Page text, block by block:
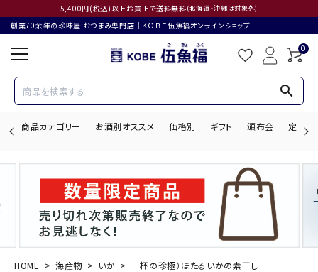
5,400円(税込)以上お買上で送料無料(北海道・沖縄は対象外)
創業70余年の珍味屋 おつまみ専門店│ＫＯＢＥ伍魚福オンラインショップ
0
search
商品カテゴリー お酒別オススメ 価格別 ギフト 頒布会 定期購
search
ACCOUNT MENU
HOME 海産物 いか 一杯の珍極）ほたるいかの素干し